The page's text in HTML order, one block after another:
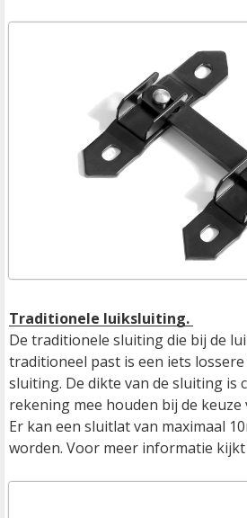
Traditionele luiksluiting.
De traditionele sluiting die bij de
traditioneel past is een iets
sluiting. De dikte van de sluiting is
rekening mee houden bij de
Er kan een sluitlat van maximaal
worden. Voor meer informatie